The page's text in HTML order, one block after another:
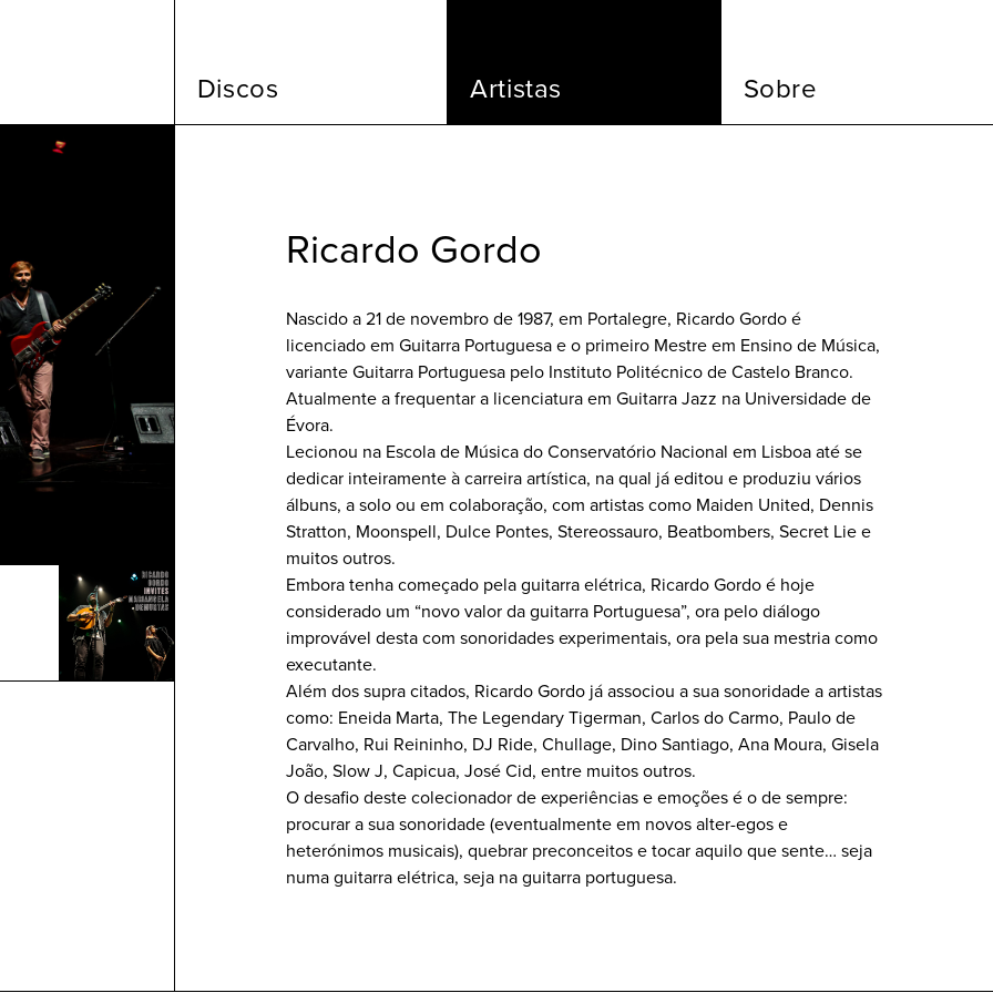
Discos Artistas Sobre
Ricardo Gordo
Nascido a 21 de novembro de 1987, em Portalegre, Ricardo Gordo é
licenciado em Guitarra Portuguesa e o primeiro Mestre em Ensino de Música,
variante Guitarra Portuguesa pelo Instituto Politécnico de Castelo Branco.
Atualmente a frequentar a licenciatura em Guitarra Jazz na Universidade de
Évora.
Lecionou na Escola de Música do Conservatório Nacional em Lisboa até se
dedicar inteiramente à carreira artística, na qual já editou e produziu vários
álbuns, a solo ou em colaboração, com artistas como Maiden United, Dennis
Stratton, Moonspell, Dulce Pontes, Stereossauro, Beatbombers, Secret Lie e
muitos outros.
Embora tenha começado pela guitarra elétrica, Ricardo Gordo é hoje
considerado um “novo valor da guitarra Portuguesa”, ora pelo diálogo
improvável desta com sonoridades experimentais, ora pela sua mestria como
executante.
Além dos supra citados, Ricardo Gordo já associou a sua sonoridade a artistas
como: Eneida Marta, The Legendary Tigerman, Carlos do Carmo, Paulo de
Carvalho, Rui Reininho, DJ Ride, Chullage, Dino Santiago, Ana Moura, Gisela
João, Slow J, Capicua, José Cid, entre muitos outros.
O desafio deste colecionador de experiências e emoções é o de sempre:
procurar a sua sonoridade (eventualmente em novos alter-egos e
heterónimos musicais), quebrar preconceitos e tocar aquilo que sente… seja
numa guitarra elétrica, seja na guitarra portuguesa.